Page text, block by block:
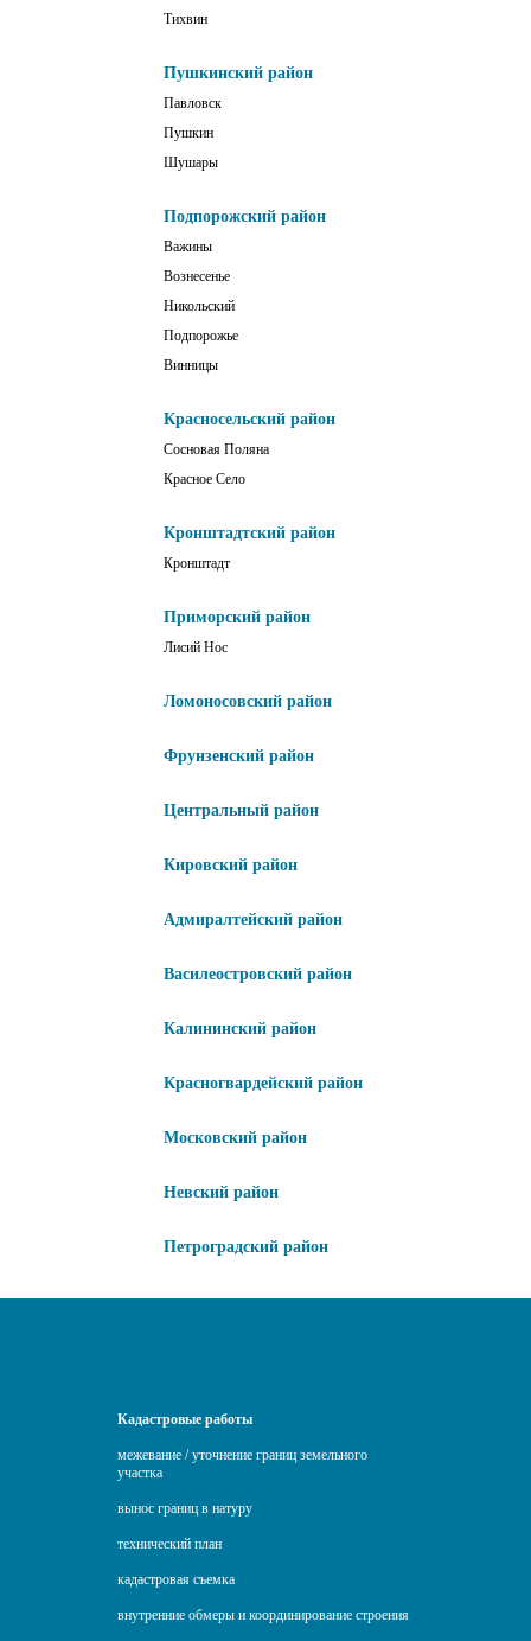
Тихвин
Пушкинский район
Павловск
Пушкин
Шушары
Подпорожский район
Важины
Вознесенье
Никольский
Подпорожье
Винницы
Красносельский район
Сосновая Поляна
Красное Село
Кронштадтский район
Кронштадт
Приморский район
Лисий Нос
Ломоносовский район
Фрунзенский район
Центральный район
Кировский район
Адмиралтейский район
Василеостровский район
Калининский район
Красногвардейский район
Московский район
Невский район
Петроградский район
Кадастровые работы
межевание / уточнение границ земельного
участка
вынос границ в натуру
технический план
кадастровая съемка
внутренние обмеры и координирование строения